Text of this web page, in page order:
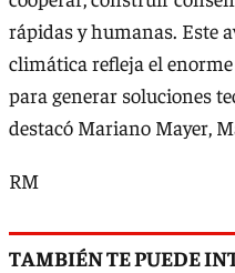
rápidas y humanas. Este
climática refleja el
para generar soluciones
destacó Mariano Mayer,
RM
TAMBIÉN TE PUEDE